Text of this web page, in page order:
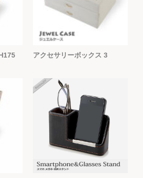
アクセサリーボックス 3